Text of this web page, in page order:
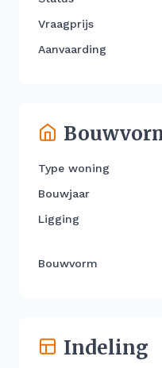
Vraagprijs
Aanvaarding
Type woning
Bouwjaar
Ligging
Bouwvorm
Indeling